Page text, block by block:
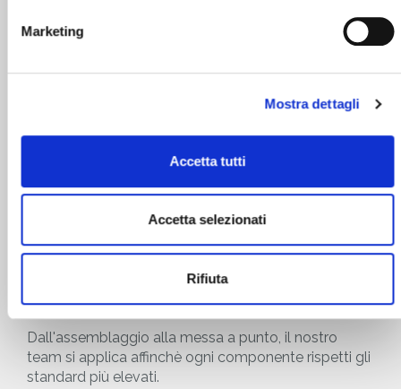
Marketing
Mostra dettagli
Accetta tutti
Accetta selezionati
Rifiuta
COSTRUZIONE INTERNA E
CONTROLLO DI QUALITA'
Dalla progettazione alla realizzazionetutto
avviene all'interno delle nostre strutture. Ogni passo
della costruzione è attentamente seguito e
controllato per garantire la massima qualità.
Dall'assemblaggio alla messa a punto, il nostro
team si applica affinchè ogni componente rispetti gli
standard più elevati.